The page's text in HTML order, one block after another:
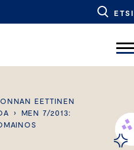
ETSI
EETTINEN
›
MEN 7/2013: